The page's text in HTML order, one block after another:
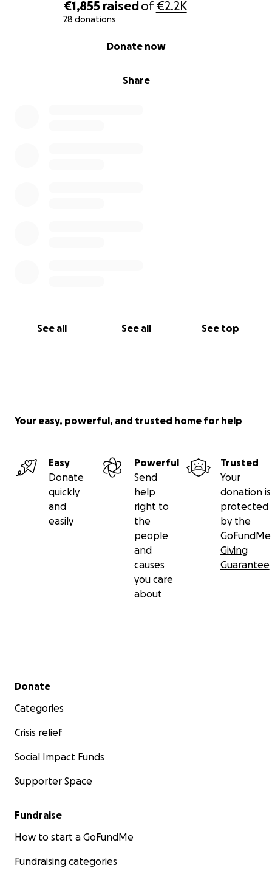
€1,855 raisedof€2.2K
28 donations
Share
Donate now
See all See all See top
Vi ringraziamo di cuore per ogni donazione o
condivisione: insieme possiamo davvero fare la
Your easy, powerful, and trusted home for help
Easy
Donate
quickly
and
easily
Powerful
Send
help
right to
the
people
and
causes
you care
about
Trusted
Your
donation is
protected
by the
GoFundMe
Giving
Guarantee
Secondary menu
Donate
Categories
Crisis relief
Social Impact Funds
Supporter Space
Fundraise
How to start a GoFundMe
Fundraising categories